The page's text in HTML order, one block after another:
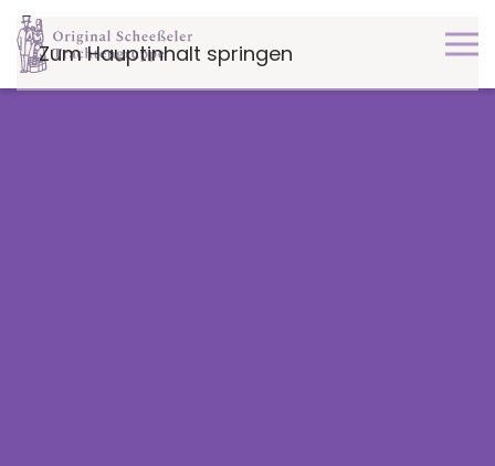
Zum Hauptinhalt springen